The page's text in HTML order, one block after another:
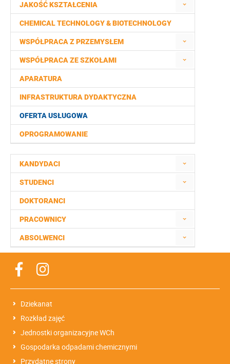
JAKOŚĆ KSZTAŁCENIA
CHEMICAL TECHNOLOGY & BIOTECHNOLOGY
WSPÓŁPRACA Z PRZEMYSŁEM
WSPÓŁPRACA ZE SZKOŁAMI
APARATURA
INFRASTRUKTURA DYDAKTYCZNA
OFERTA USŁUGOWA
OPROGRAMOWANIE
KANDYDACI
STUDENCI
DOKTORANCI
PRACOWNICY
ABSOLWENCI
Dziekanat
Rozkład zajęć
Jednostki organizacyjne WCh
Gospodarka odpadami chemicznymi
Przydatne strony